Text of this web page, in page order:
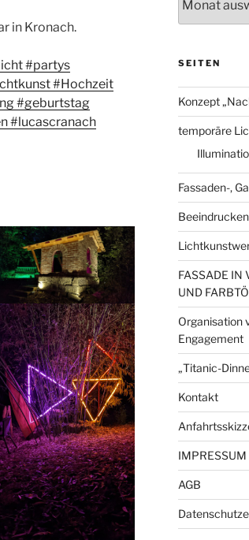
in Kronach.
#partys
#Hochzeit
#geburtstag
#lucascranach
SEITEN
Konzept
temporäre
Fassaden-,
FASSADE IN
UND
Organisation
Engagement
„Titanic-
Kontakt
IMPRESSUM
AGB